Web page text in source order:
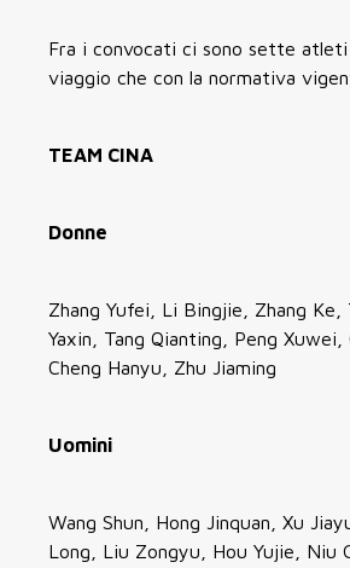
Fra i convocati ci sono sette atleti
viaggio che con la normativa
TEAM CINA
Donne
Zhang Yufei, Li Bingjie, Zhang Ke,
Yaxin, Tang Qianting, Peng
Cheng Hanyu, Zhu Jiaming
Uomini
Wang Shun, Hong Jinquan, Xu
Long, Liu Zongyu, Hou Yujie, Niu